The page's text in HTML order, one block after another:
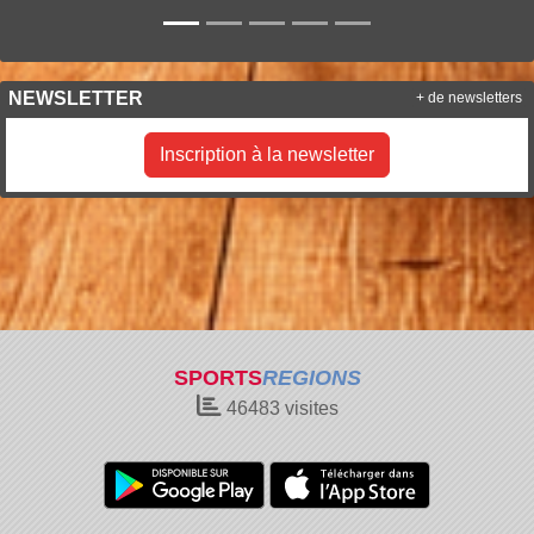
NEWSLETTER
Inscription à la newsletter
+ de newsletters
SPORTSREGIONS
46483visites